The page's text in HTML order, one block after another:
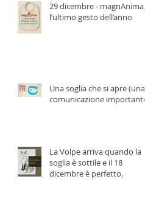
29 dicembre - magnAnima,
l’ultimo gesto dell’anno
Una soglia che si apre (una
comunicazione importante)
La Volpe arriva quando la
soglia è sottile e il 18
dicembre è perfetto.